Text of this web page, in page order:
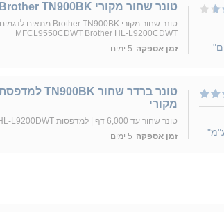
טונר שחור מקורי Brother TN900BK
MFCL9550CDWT Brother HL-L9200CDWT
זמן אספקה 5 ימים
מקורי
טונר שחור עד 6,000 דף | למדפסות HL-L9200DWT
זמן אספקה 5 ימים